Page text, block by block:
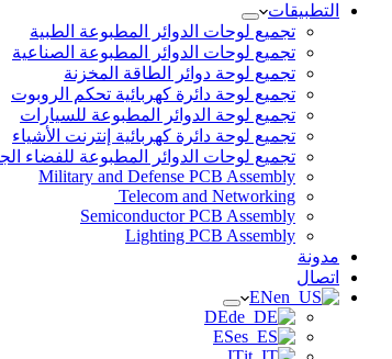
التطبيقات
تجميع لوحات الدوائر المطبوعة الطبية
تجميع لوحات الدوائر المطبوعة الصناعية
تجميع لوحة دوائر الطاقة المخزنة
تجميع لوحة دائرة كهربائية تحكم الروبوت
تجميع لوحة الدوائر المطبوعة للسيارات
تجميع لوحة دائرة كهربائية إنترنت الأشياء
تجميع لوحات الدوائر المطبوعة للفضاء
Military and Defense PCB Assembly
Telecom and Networking
Semiconductor PCB Assembly
Lighting PCB Assembly
مدونة
اتصال
EN
DE
ES